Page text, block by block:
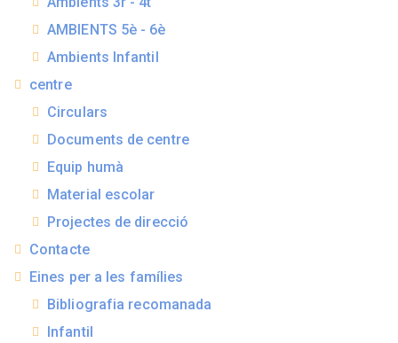
AMBIENTS 5è - 6è
Ambients Infantil
centre
Circulars
Documents de centre
Equip humà
Material escolar
Projectes de direcció
Contacte
Eines per a les famílies
Bibliografia recomanada
Infantil